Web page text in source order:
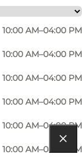
10:00 AM–04:00 PM
10:00 AM–04:00 PM
10:00 AM–04:00 PM
10:00 AM–04:00 PM
10:00 AM–04:00 PM
10:00 AM–04:00 PM